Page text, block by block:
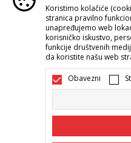
Srbija Promenite
Koristimo kolačiće
stranica pravilno
unapređujemo web
korisničko iskustvo,
funkcije društvenih
da koristite našu web
Obavezni